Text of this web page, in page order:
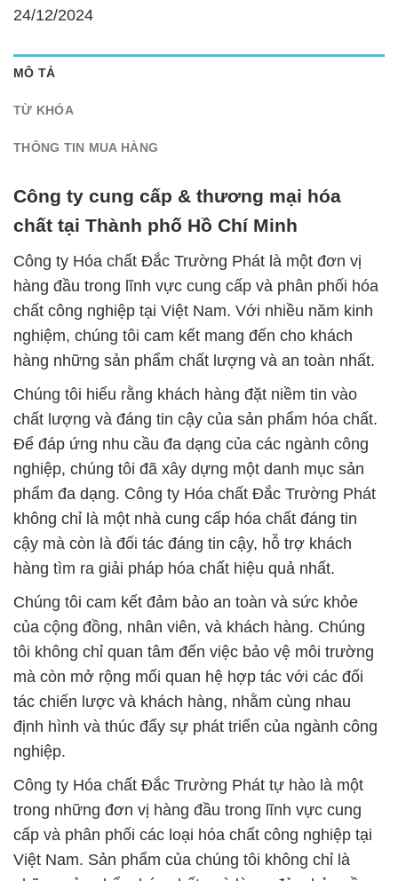
24/12/2024
MÔ TẢ
TỪ KHÓA
THÔNG TIN MUA HÀNG
Công ty cung cấp & thương mại hóa
chất tại Thành phố Hồ Chí Minh
Công ty Hóa chất Đắc Trường Phát là một đơn vị
hàng đầu trong lĩnh vực cung cấp và phân phối hóa
chất công nghiệp tại Việt Nam. Với nhiều năm kinh
nghiệm, chúng tôi cam kết mang đến cho khách
hàng những sản phẩm chất lượng và an toàn nhất.
Chúng tôi hiểu rằng khách hàng đặt niềm tin vào
chất lượng và đáng tin cậy của sản phẩm hóa chất.
Để đáp ứng nhu cầu đa dạng của các ngành công
nghiệp, chúng tôi đã xây dựng một danh mục sản
phẩm đa dạng. Công ty Hóa chất Đắc Trường Phát
không chỉ là một nhà cung cấp hóa chất đáng tin
cậy mà còn là đối tác đáng tin cậy, hỗ trợ khách
hàng tìm ra giải pháp hóa chất hiệu quả nhất.
Chúng tôi cam kết đảm bảo an toàn và sức khỏe
của cộng đồng, nhân viên, và khách hàng. Chúng
tôi không chỉ quan tâm đến việc bảo vệ môi trường
mà còn mở rộng mối quan hệ hợp tác với các đối
tác chiến lược và khách hàng, nhằm cùng nhau
định hình và thúc đẩy sự phát triển của ngành công
nghiệp.
Công ty Hóa chất Đắc Trường Phát tự hào là một
trong những đơn vị hàng đầu trong lĩnh vực cung
cấp và phân phối các loại hóa chất công nghiệp tại
Việt Nam. Sản phẩm của chúng tôi không chỉ là